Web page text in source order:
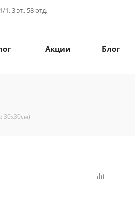
3 эт., 58 отд.
Акции Блог
30х30см)